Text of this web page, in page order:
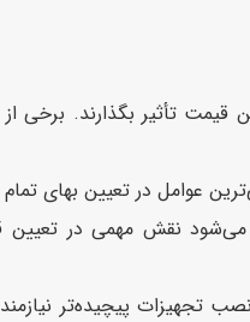
تأثیر بگذارند. برخی
عوامل در تعیین بهای
نقش مهمی در تعیین
تجهیزات پیچیده‌تر